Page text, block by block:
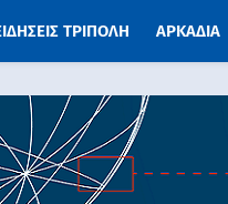
ΤΡΙΠΟΛΗ ΑΡΚΑΔΙΑ